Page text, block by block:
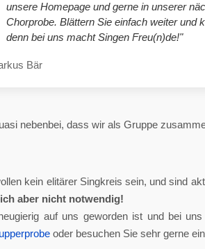
unsere Homepage und gerne in unserer
Chorprobe. Blättern Sie einfach weiter und
denn bei uns macht Singen Freu(n)de!"
Bär
nebenbei, dass wir als Gruppe
kein elitärer Singkreis sein, und sind
aber nicht notwendig!
auf uns geworden ist und bei
oder besuchen Sie sehr gerne